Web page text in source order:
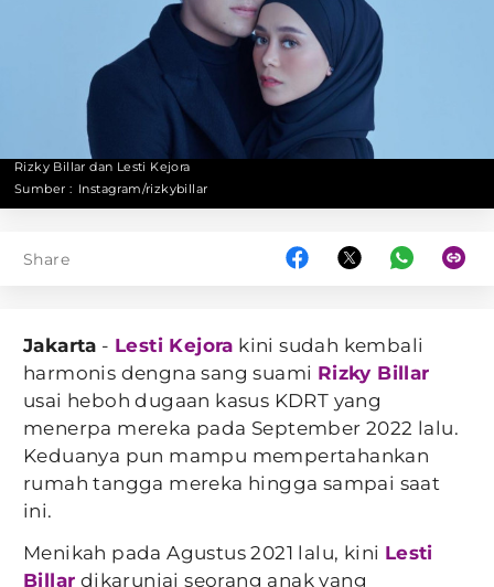
Rizky Billar dan Lesti Kejora
Sumber : Instagram/rizkybillar
Share
Jakarta - Lesti Kejora kini sudah kembali
harmonis dengna sang suami Rizky Billar
usai heboh dugaan kasus KDRT yang
menerpa mereka pada September 2022 lalu.
Keduanya pun mampu mempertahankan
rumah tangga mereka hingga sampai saat
ini.
Menikah pada Agustus 2021 lalu, kini Lesti
Billar dikaruniai seorang anak yang